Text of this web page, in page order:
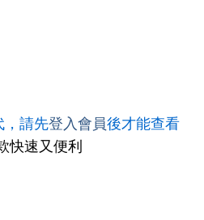
，請先登入會員後才能查看
快速又便利